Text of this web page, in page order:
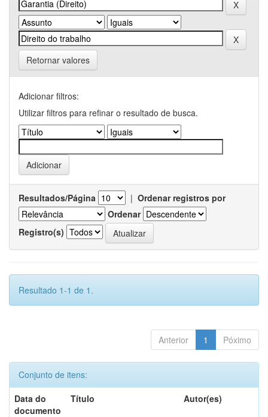
Retornar valores
Adicionar filtros:
Utilizar filtros para refinar o resultado de busca.
Resultados/Página | Ordenar registros por
Ordenar
Registro(s)
Resultado 1-1 de 1.
Anterior 1 Póximo
Conjunto de itens:
Data do
documento
Título Autor(es)